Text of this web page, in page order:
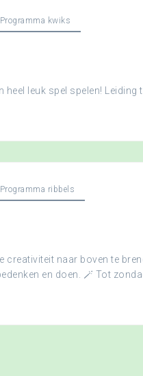
Programma kwiks
leuk spel spelen! Leiding
Programma ribbels
naar boven te
en doen. 🪄 Tot